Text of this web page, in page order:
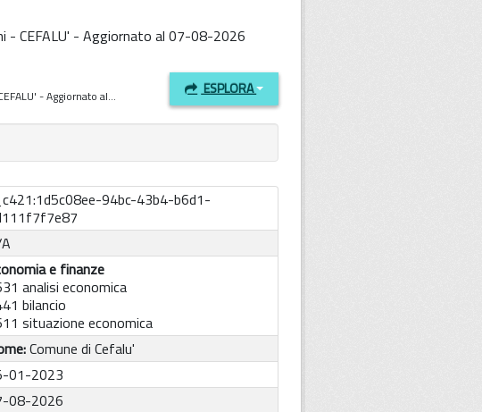
- CEFALU' - Aggiornato al 07-08-2026
- Aggiornato al... ESPLORA
94bc-43b4-b6d1-
e finanze
analisi economica
bilancio
situazione economica
Comune di Cefalu'
01-2023
08-2026